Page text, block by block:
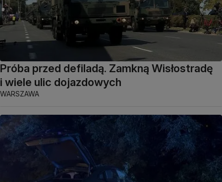
Próba przed defiladą. Zamkną Wisłostradę
i wiele ulic dojazdowych
WARSZAWA